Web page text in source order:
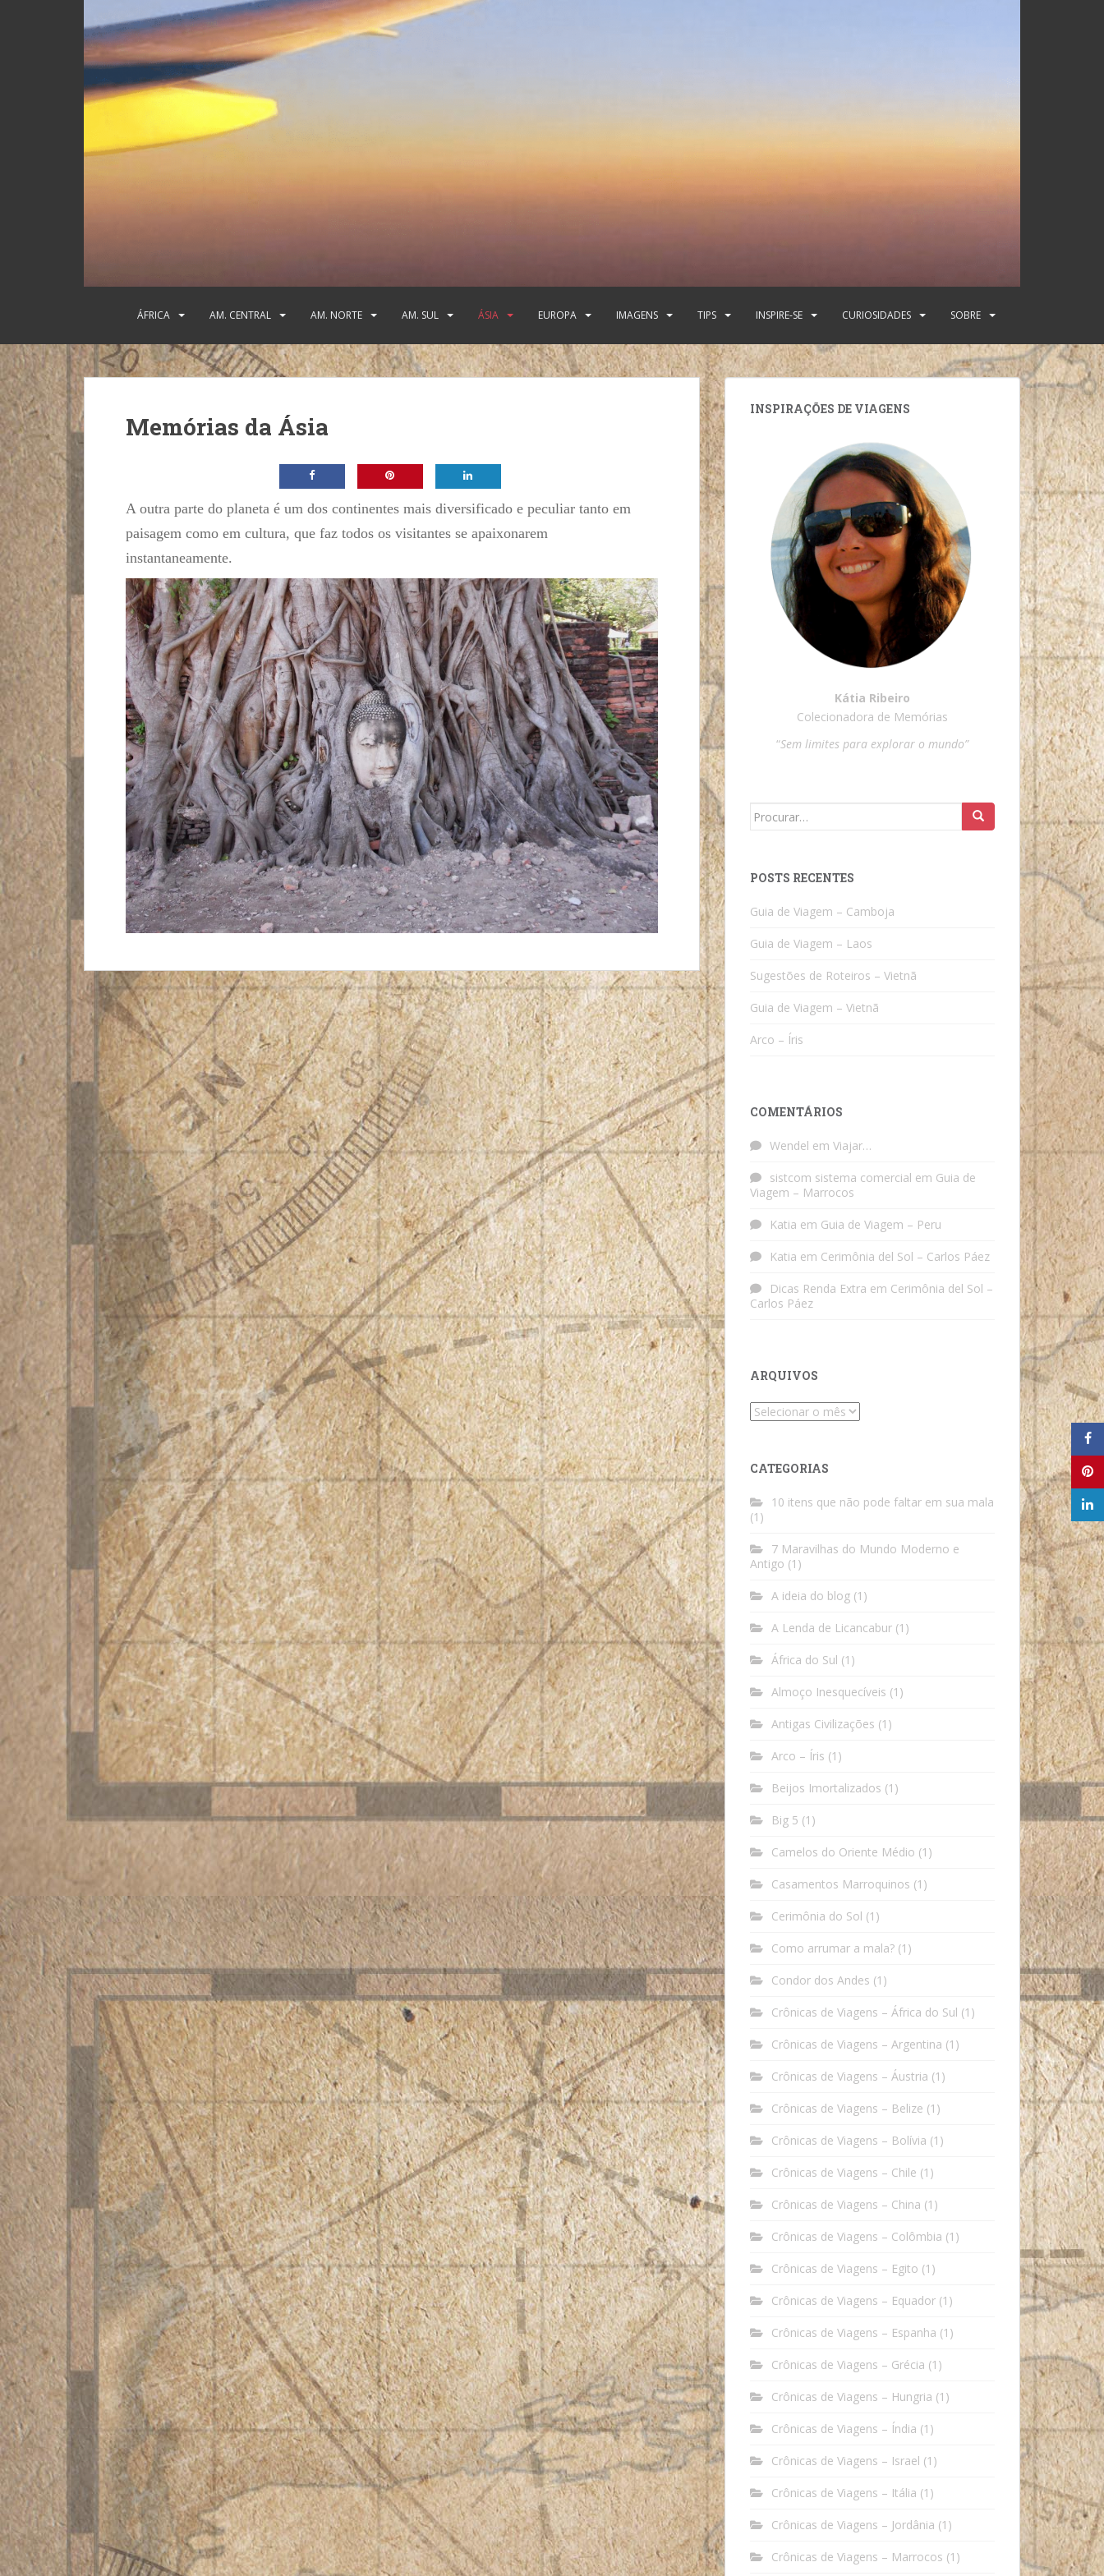
ÁFRICA AM. CENTRAL AM. NORTE AM. SUL ÁSIA EUROPA IMAGENS TIPS INSPIRE-SE CURIOSIDADES SOBRE
Memórias da Ásia
A outra parte do planeta é um dos continentes mais diversificado e peculiar tanto em
paisagem como em cultura, que faz todos os visitantes se apaixonarem
instantaneamente.
INSPIRAÇÕES DE VIAGENS
Kátia Ribeiro
Colecionadora de Memórias
“Sem limites para explorar o mundo”
Search
POSTS RECENTES
Guia de Viagem – Camboja
Guia de Viagem – Laos
Sugestões de Roteiros – Vietnã
Guia de Viagem – Vietnã
Arco – Íris
COMENTÁRIOS
Wendel em Viajar…
sistcom sistema comercial em Guia de
Viagem – Marrocos
Katia em Guia de Viagem – Peru
Katia em Cerimônia del Sol – Carlos Páez
Dicas Renda Extra em Cerimônia del Sol –
Carlos Páez
ARQUIVOS
Arquivos
CATEGORIAS
10 itens que não pode faltar em sua mala
(1)
7 Maravilhas do Mundo Moderno e
Antigo (1)
A ideia do blog (1)
A Lenda de Licancabur (1)
África do Sul (1)
Almoço Inesquecíveis (1)
Antigas Civilizações (1)
Arco – Íris (1)
Beijos Imortalizados (1)
Big 5 (1)
Camelos do Oriente Médio (1)
Casamentos Marroquinos (1)
Cerimônia do Sol (1)
Como arrumar a mala? (1)
Condor dos Andes (1)
Crônicas de Viagens – África do Sul (1)
Crônicas de Viagens – Argentina (1)
Crônicas de Viagens – Áustria (1)
Crônicas de Viagens – Belize (1)
Crônicas de Viagens – Bolívia (1)
Crônicas de Viagens – Chile (1)
Crônicas de Viagens – China (1)
Crônicas de Viagens – Colômbia (1)
Crônicas de Viagens – Egito (1)
Crônicas de Viagens – Equador (1)
Crônicas de Viagens – Espanha (1)
Crônicas de Viagens – Grécia (1)
Crônicas de Viagens – Hungria (1)
Crônicas de Viagens – Índia (1)
Crônicas de Viagens – Israel (1)
Crônicas de Viagens – Itália (1)
Crônicas de Viagens – Jordânia (1)
Crônicas de Viagens – Marrocos (1)